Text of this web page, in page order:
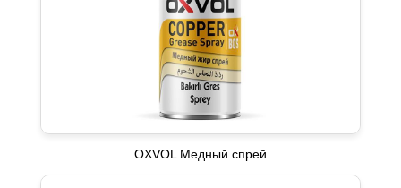
OXVOL Медный спрей